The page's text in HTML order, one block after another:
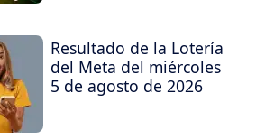
Resultado de la Lotería
del Meta del miércoles
5 de agosto de 2026